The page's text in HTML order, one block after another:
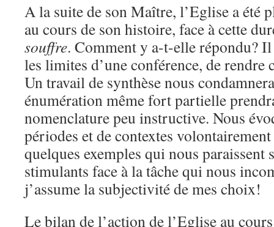
A la suite de son Maître, l’Eglise a été
au cours de son histoire, face à cette
souffre. Comment y a-t-elle répondu?
les limites d’une conférence, de rendre
Un travail de synthèse nous
énumération même fort partielle
nomenclature peu instructive. Nous
périodes et de contextes
quelques exemples qui nous paraissent
stimulants face à la tâche qui nous
j’assume la subjectivité de mes choix!
Le bilan de l’action de l’Eglise au